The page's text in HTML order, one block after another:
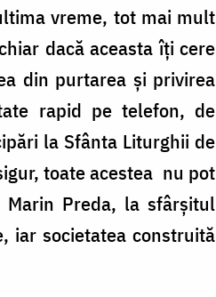
vreme, tot mai mult
dacă aceasta îți cere
din purtarea și privirea
rapid pe telefon, de
la Sfânta Liturghii de
toate acestea nu pot
Preda, la sfârșitul
iar societatea construită